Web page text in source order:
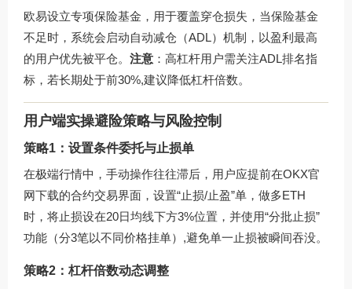
欧易设立专项保险基金，用于覆盖穿仓损失，当保险基金
不足时，系统会启动自动减仓（ADL）机制，以盈利最高
的用户优先被平仓。 注意 ：高杠杆用户需关注ADL排名指
标，若长期处于前30%,建议降低杠杆倍数。
用户端实操避险策略与风险控制
策略1：设置条件委托与止损单
在极端行情中，手动操作往往滞后，用户应提前在OKX官
网下载的合约交易界面，设置“止损/止盈”单，做多ETH
时，将止损设在20日均线下方3%位置，并使用“分批止损”
功能（分3笔以不同价格挂单）,避免单一止损被瞬间吞没。
策略2：杠杆倍数动态调整